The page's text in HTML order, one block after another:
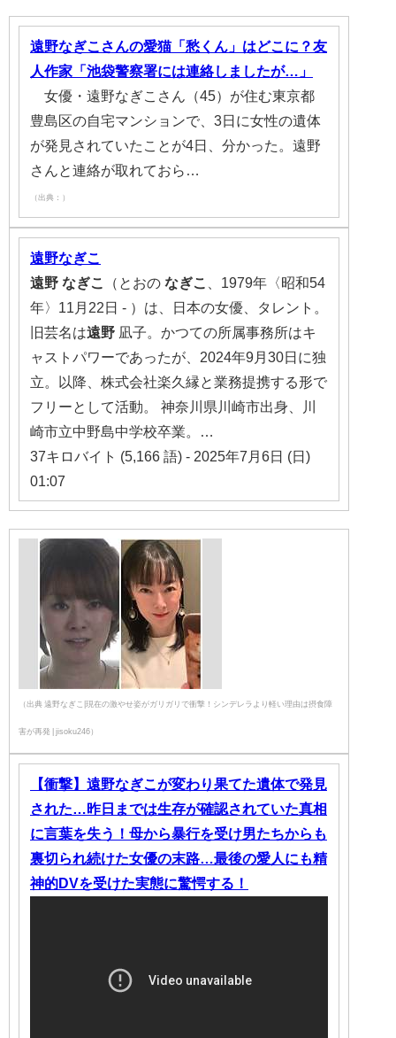
遠野なぎこさんの愛猫「愁くん」はどこに？友
人作家「池袋警察署には連絡しましたが…」
女優・遠野なぎこさん（45）が住む東京都
豊島区の自宅マンションで、3日に女性の遺体
が発見されていたことが4日、分かった。遠野
さんと連絡が取れておら…
（出典：）
遠野なぎこ
遠野 なぎこ （とおの なぎこ
、1979年〈昭和54
年〉11月22日 - ）は、日本の女優、タレント。
旧芸名は遠野 凪子。かつての所属事務所はキ
ャストパワーであったが、2024年9月30日に独
立。以降、株式会社楽久縁と業務提携する形で
フリーとして活動。 神奈川県川崎市出身、川
崎市立中野島中学校卒業。…
37キロバイト (5,166 語) - 2025年7月6日 (日)
01:07
（出典 遠野なぎこ|現在の激やせ姿がガリガリで衝撃！シンデレラより軽い理由は摂食障
害が再発 | jisoku246）
【衝撃】遠野なぎこが変わり果てた遺体で発見
された…昨日までは生存が確認されていた真相
に言葉を失う！母から暴行を受け男たちからも
裏切られ続けた女優の末路…最後の愛人にも精
神的DVを受けた実態に驚愕する！